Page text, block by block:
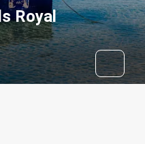
Royal